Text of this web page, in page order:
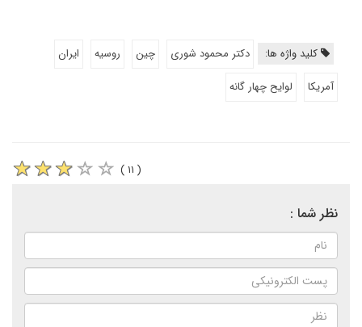
کلید واژه ها: دکتر محمود شوری چین روسیه
ایران
آمریکا
لوایح چهار گانه
( ۱۱ )
نظر شما :